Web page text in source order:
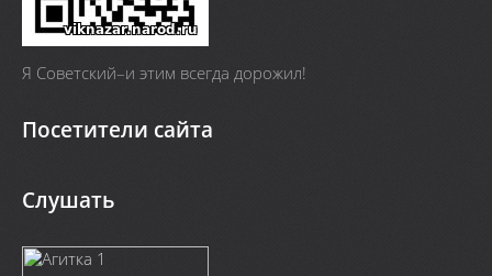
Я Cоветский–и этим всегда дорожил!
Посетители сайта
Слушать